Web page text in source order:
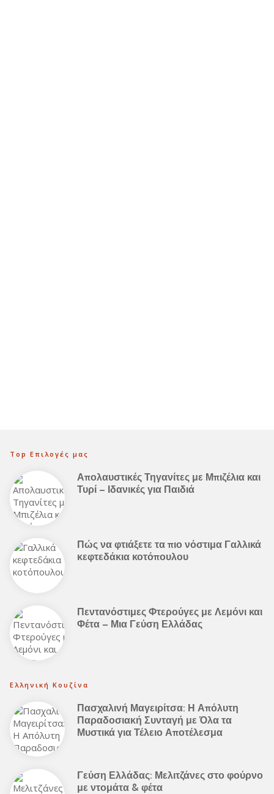
Top Επιλογές μας
Απολαυστικές Τηγανίτες με Μπιζέλια και
Τυρί – Ιδανικές για Παιδιά
Πώς να φτιάξετε τα πιο νόστιμα Γαλλικά
κεφτεδάκια κοτόπουλου
Πεντανόστιμες Φτερούγες με Λεμόνι και
Φέτα – Μια Γεύση Ελλάδας
Ελληνική Κουζίνα
Πασχαλινή Μαγειρίτσα: Η Απόλυτη
Παραδοσιακή Συνταγή με Όλα τα
Μυστικά για Τέλειο Αποτέλεσμα
Γεύση Ελλάδας: Μελιτζάνες στο φούρνο
με ντομάτα & φέτα